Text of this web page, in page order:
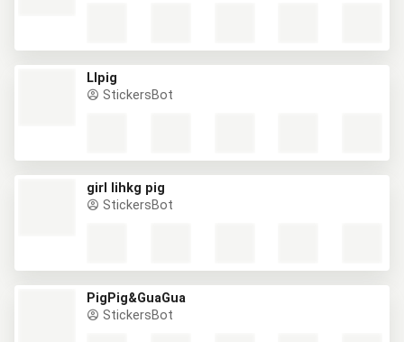
LIpig
StickersBot
girl lihkg pig
StickersBot
PigPig&GuaGua
StickersBot